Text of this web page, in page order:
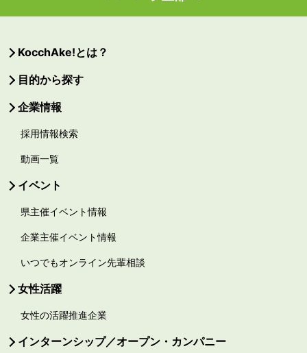
KocchAke!とは？
目的から探す
企業情報
採用情報検索
動画一覧
イベント
県主催イベント情報
企業主催イベント情報
いつでもオンライン先輩相談
女性活躍
女性の活躍推進企業
インターンシップ／オープン・カンパニー